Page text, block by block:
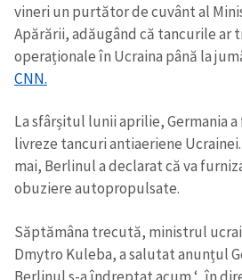
vineri un purtător de cuvânt al
Apărării, adăugând că tancurile ar
operaționale în Ucraina până la
CNN.
La sfârșitul lunii aprilie, Germania a
livreze tancuri antiaeriene
mai, Berlinul a declarat că va
obuziere autopropulsate.
Săptămâna trecută, ministrul
Dmytro Kuleba, a salutat anunțul